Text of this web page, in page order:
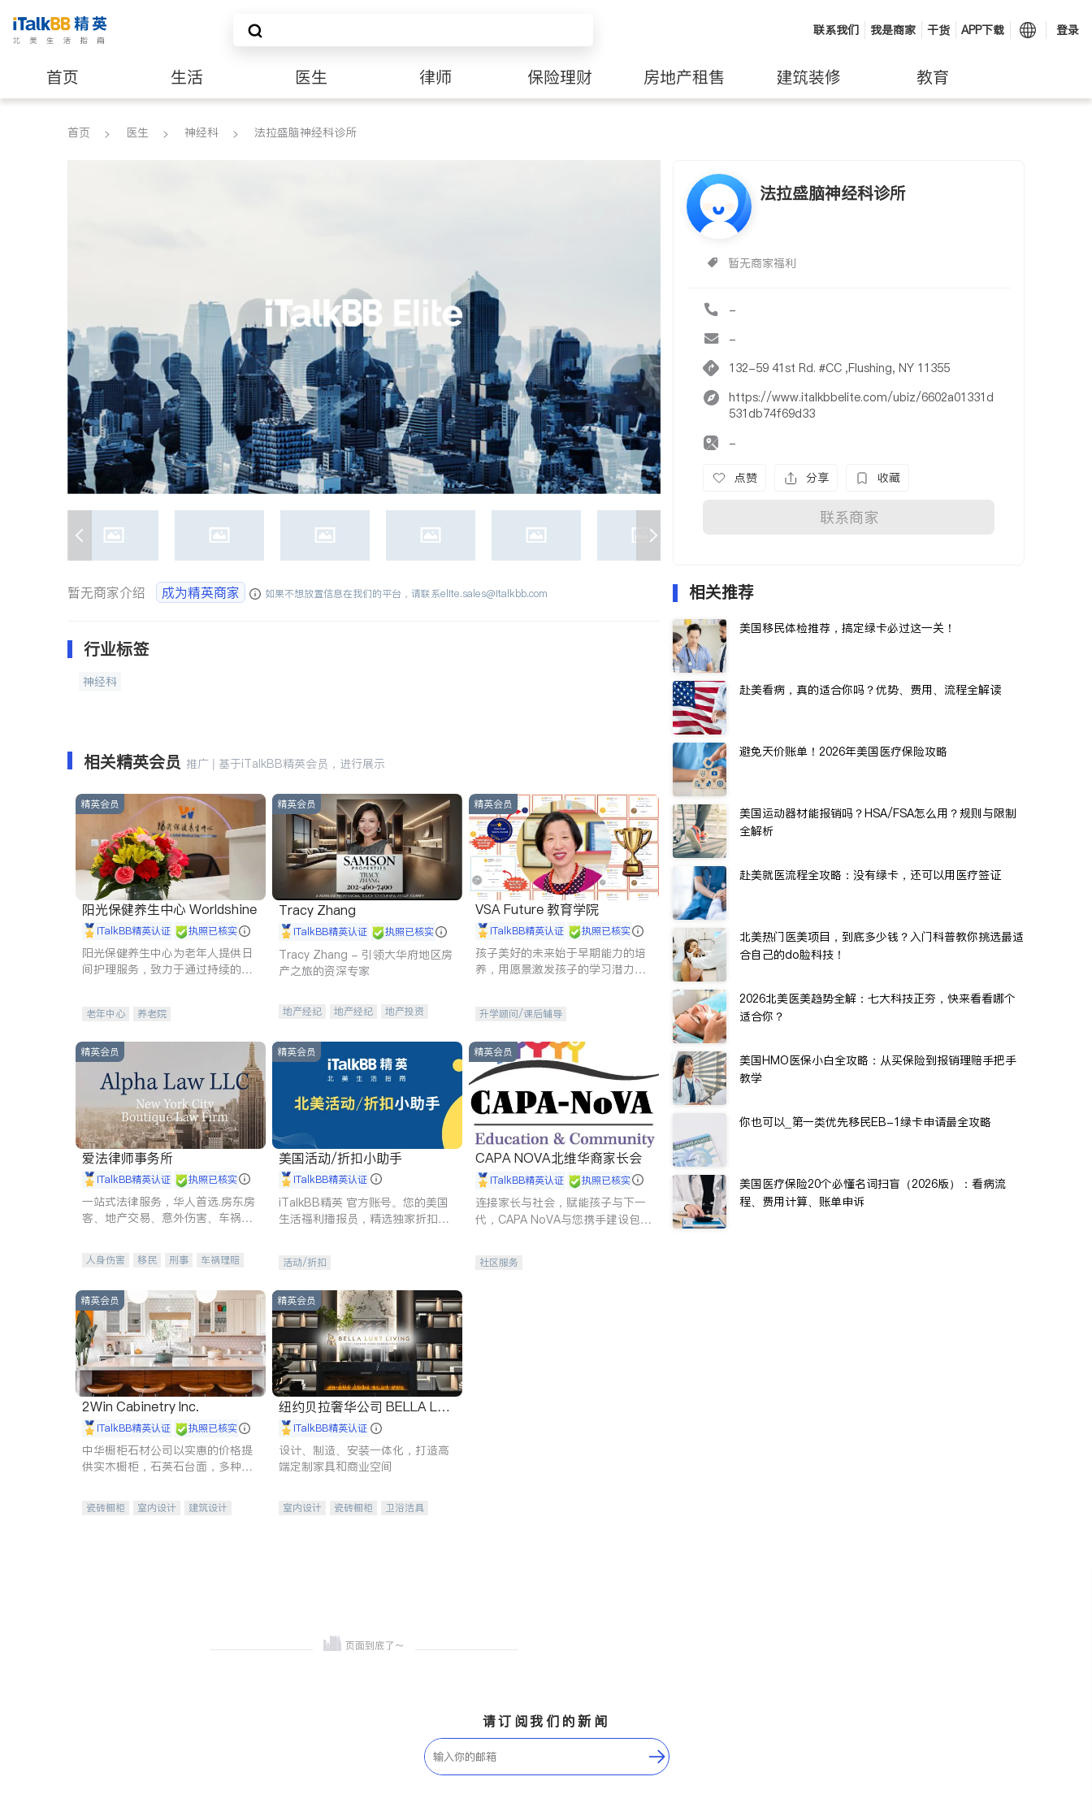
联系我们 我是商家 干货 APP下载 登录
首页 生活 医生 律师 保险理财 房地产租售 建筑装修 教育
养老 非盈利组织
首页 医生 神经科 法拉盛脑神经科诊所
法拉盛脑神经科诊所
暂无商家福利
-
-
132-59 41st Rd. #CC ,Flushing, NY 11355
https://www.italkbbelite.com/ubiz/6602a01331d
531db74f69d33
-
点赞 分享 收藏
联系商家
暂无商家介绍 成为精英商家 如果不想放置信息在我们的平台，请联系elite.sales@italkbb.com
行业标签
神经科
相关精英会员 推广 | 基于iTalkBB精英会员，进行展示
精英会员
阳光保健养生中心 Worldshine
iTalkBB精英认证 执照已核实
阳光保健养生中心为老年人提供日
间护理服务，致力于通过持续的护
老年中心 养老院
精英会员
Tracy Zhang
iTalkBB精英认证 执照已核实
Tracy Zhang - 引领大华府地区房
产之旅的资深专家
地产经纪 地产经纪
地产投资
精英会员
VSA Future 教育学院
iTalkBB精英认证 执照已核实
孩子美好的未来始于早期能力的培
养，用愿景激发孩子的学习潜力和
升学顾问/课后辅导
精英会员
爱法律师事务所
iTalkBB精英认证 执照已核实
一站式法律服务，华人首选.房东房
客、地产交易、意外伤害、车祸重
人身伤害 移民 刑事
车祸理赔
商标注册
索赔 律师-其它 保释
精英会员
美国活动/折扣小助手
iTalkBB精英认证
iTalkBB精英 官方账号。您的美国
生活福利播报员，精选独家折扣、
活动/折扣
精英会员
CAPA NOVA北维华裔家长会
iTalkBB精英认证 执照已核实
连接家长与社会，赋能孩子与下一
代，CAPA NoVA与您携手建设包
社区服务
精英会员
2Win Cabinetry Inc.
iTalkBB精英认证 执照已核实
中华橱柜石材公司以实惠的价格提
供实木橱柜，石英石台面，多种优
机。品质厨房，家的选择。
瓷砖橱柜 室内设计
建筑设计
精英会员
纽约贝拉奢华公司 BELLA LUX
E iTalkBB精英认证
设计、制造、安装一体化，打造高
端定制家具和商业空间
室内设计 瓷砖橱柜
卫浴洁具
相关推荐
美国移民体检推荐，搞定绿卡必过这一关！
赴美看病，真的适合你吗？优势、费用、流程全解读
避免天价账单！2026年美国医疗保险攻略
美国运动器材能报销吗？HSA/FSA怎么用？规则与限制
全解析
赴美就医流程全攻略：没有绿卡，还可以用医疗签证
北美热门医美项目，到底多少钱？入门科普教你挑选最适
合自己的do脸科技！
2026北美医美趋势全解：七大科技正夯，快来看看哪个
适合你？
美国HMO医保小白全攻略：从买保险到报销理赔手把手
教学
你也可以_第一类优先移民EB-1绿卡申请最全攻略
美国医疗保险20个必懂名词扫盲（2026版）：看病流
程、费用计算、账单申诉
请订阅我们的新闻